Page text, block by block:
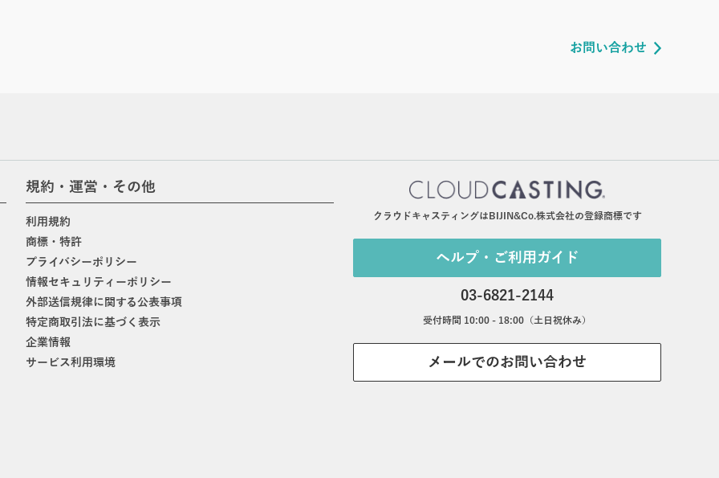
お問い合わせ
規約・運営・その他
利用規約
商標・特許
プライバシーポリシー
情報セキュリティーポリシー
外部送信規律に関する公表事項
特定商取引法に基づく表示
企業情報
サービス利用環境
クラウドキャスティングはBIJIN&Co.株式会社の登録商標です
ヘルプ・ご利用ガイド
03-6821-2144
受付時間 10:00 - 18:00（土日祝休み）
メールでのお問い合わせ